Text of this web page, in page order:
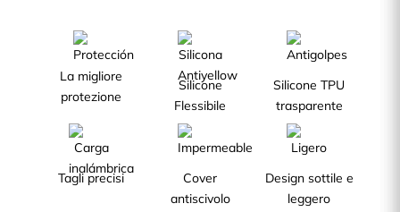
La migliore
protezione
Silicone
Flessibile
Silicone TPU
trasparente
Tagli precisi
Cover
antiscivolo
Design sottile e
leggero